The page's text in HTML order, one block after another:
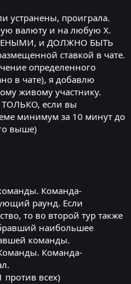
устранены, проиграла.
валюту и на любую X.
и ДОЛЖНО БЫТЬ
ставкой в чате.
определенного
в чате), я добавлю
живому участнику.
ТОЛЬКО, если вы
минимум за 10 минут до
выше)
Команда-
раунд. Если
то во второй тур также
наибольшее
команды.
Команда-
против всех)